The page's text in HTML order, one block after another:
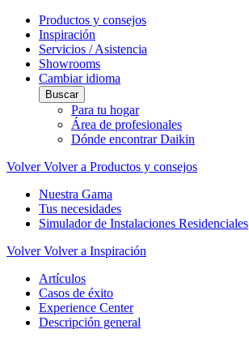
Productos y consejos
Inspiración
Servicios / Asistencia
Showrooms
Cambiar idioma
Buscar
Para tu hogar
Área de profesionales
Dónde encontrar Daikin
Volver Volver a Productos y consejos
Nuestra Gama
Tus necesidades
Simulador de Instalaciones Residenciales
Volver Volver a Inspiración
Artículos
Casos de éxito
Experience Center
Descripción general